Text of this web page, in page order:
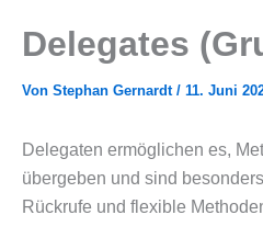
Delegates
Von Stephan Gernardt / 11. Juni
Delegaten ermöglichen es,
übergeben und sind
Rückrufe und flexible